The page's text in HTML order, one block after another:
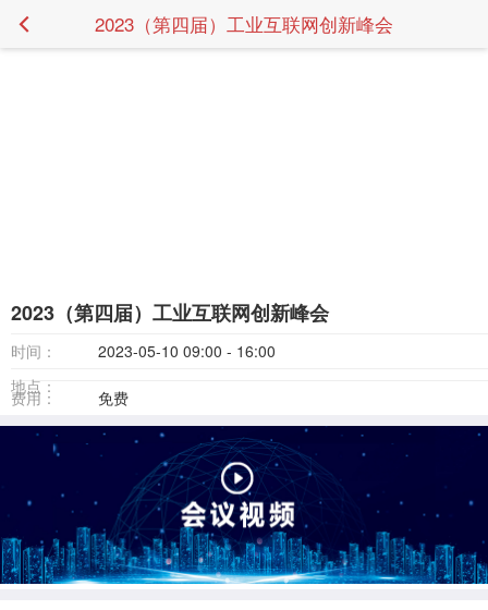
2023（第四届）工业互联网创新峰会
2023（第四届）工业互联网创新峰会
时间：
2023-05-10 09:00 - 16:00
地点：
费用： 免费